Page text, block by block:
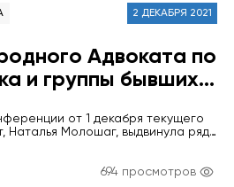
2 ДЕКАБРЯ 2021
Адвоката по
и группы бывших и
в связи с
института
от 1 декабря текущего
Наталья Молошаг, выдвинула ряд
руководство учреждения,
694 просмотров